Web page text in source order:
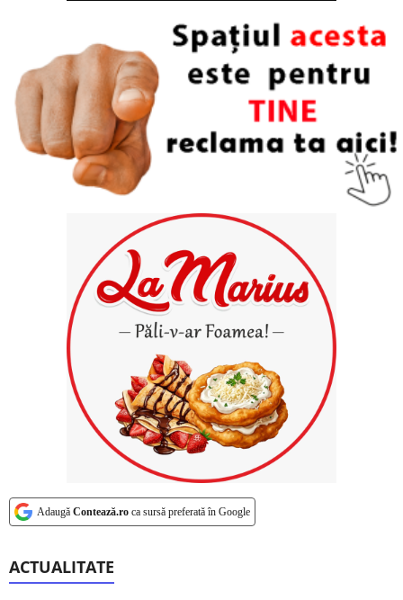
Adaugă Contează.ro ca sursă preferată în Google
ACTUALITATE